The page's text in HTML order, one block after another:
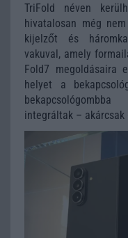
TriFold néven
hivatalosan még
kijelzőt és
vakuval, amely
Fold7 megoldásaira
helyet a
integráltak – akárcsak